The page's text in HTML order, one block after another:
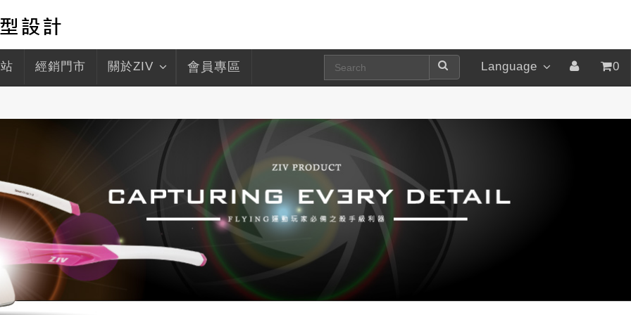
經銷門市 關於ZIV 會員專區 Language 0